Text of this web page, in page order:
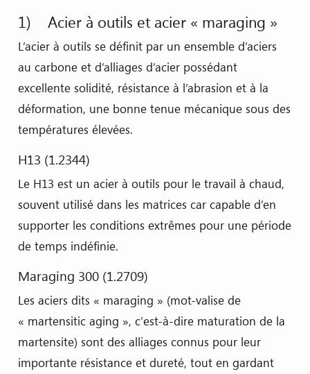
1) Acier à outils et acier « maraging »
L’acier à outils se définit par un ensemble d’aciers
au carbone et d’alliages d’acier possédant
excellente solidité, résistance à l’abrasion et à la
déformation, une bonne tenue mécanique sous des
températures élevées.
H13 (1.2344)
Le H13 est un acier à outils pour le travail à chaud,
souvent utilisé dans les matrices car capable d’en
supporter les conditions extrêmes pour une période
de temps indéfinie.
Maraging 300 (1.2709)
Les aciers dits « maraging » (mot-valise de
« martensitic aging », c'est-à-dire maturation de la
martensite) sont des alliages connus pour leur
importante résistance et dureté, tout en gardant